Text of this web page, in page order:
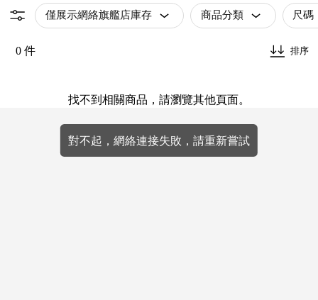
僅展示網絡旗艦店庫存 商品分類 尺碼
0 件 排序
找不到相關商品，請瀏覽其他頁面。
對不起，網絡連接失敗，請重新嘗試